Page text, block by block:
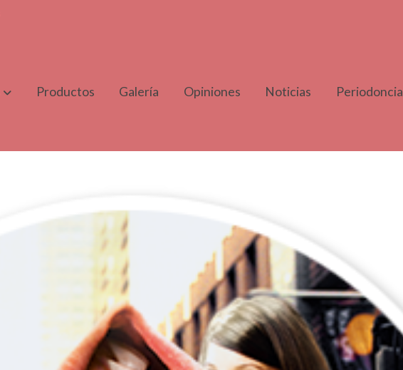
Productos Galería Opiniones Noticias Periodoncia